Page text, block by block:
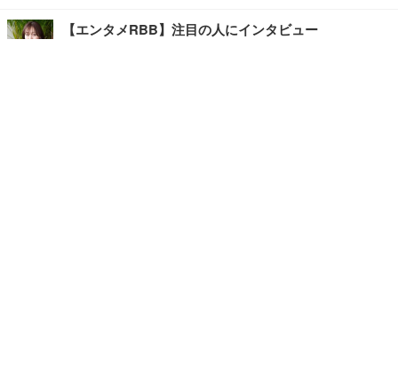
【エンタメRBB】注目の人にインタビュー